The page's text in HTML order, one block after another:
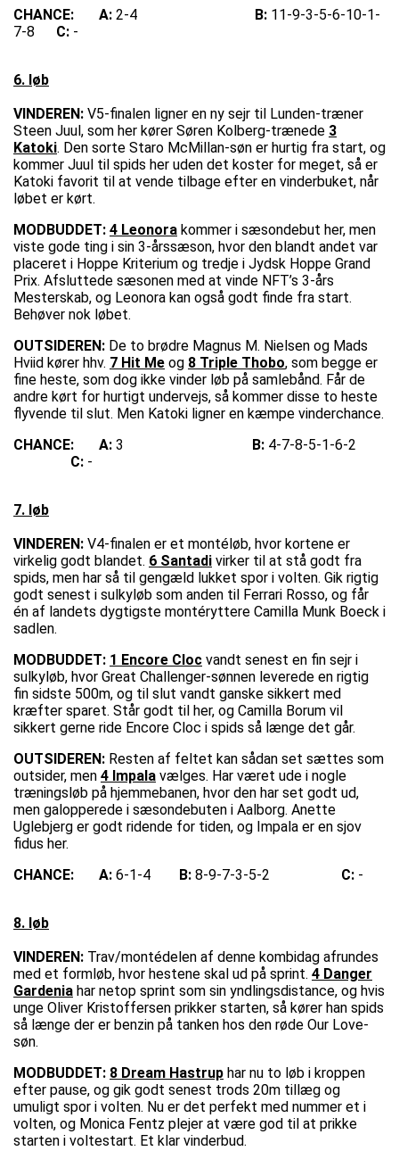
CHANCE: A: 2-4 B: 11-9-3-5-6-10-1-
7-8
C: -
6. løb
VINDEREN: V5-finalen ligner en ny sejr til Lunden-træner
Steen Juul, som her kører Søren Kolberg-trænede 3
Katoki. Den sorte Staro McMillan-søn er hurtig fra start, og
kommer Juul til spids her uden det koster for meget, så er
Katoki favorit til at vende tilbage efter en vinderbuket, når
løbet er kørt.
MODBUDDET: 4 Leonora kommer i sæsondebut her, men
viste gode ting i sin 3-årssæson, hvor den blandt andet var
placeret i Hoppe Kriterium og tredje i Jydsk Hoppe Grand
Prix. Afsluttede sæsonen med at vinde NFT’s 3-års
Mesterskab, og Leonora kan også godt finde fra start.
Behøver nok løbet.
OUTSIDEREN: De to brødre Magnus M. Nielsen og Mads
Hviid kører hhv. 7 Hit Me og 8 Triple Thobo, som begge er
fine heste, som dog ikke vinder løb på samlebånd. Får de
andre kørt for hurtigt undervejs, så kommer disse to heste
flyvende til slut. Men Katoki ligner en kæmpe vinderchance.
CHANCE:
A: 3 B: 4-7-8-5-1-6-2
C: -
7. løb
VINDEREN: V4-finalen er et montéløb, hvor kortene er
virkelig godt blandet. 6 Santadi virker til at stå godt fra
spids, men har så til gengæld lukket spor i volten. Gik rigtig
godt senest i sulkyløb som anden til Ferrari Rosso, og får
én af landets dygtigste montéryttere Camilla Munk Boeck i
sadlen.
MODBUDDET: 1 Encore Cloc vandt senest en fin sejr i
sulkyløb, hvor Great Challenger-sønnen leverede en rigtig
fin sidste 500m, og til slut vandt ganske sikkert med
kræfter sparet. Står godt til her, og Camilla Borum vil
sikkert gerne ride Encore Cloc i spids så længe det går.
OUTSIDEREN: Resten af feltet kan sådan set sættes som
outsider, men 4 Impala vælges. Har været ude i nogle
træningsløb på hjemmebanen, hvor den har set godt ud,
men galopperede i sæsondebuten i Aalborg. Anette
Uglebjerg er godt ridende for tiden, og Impala er en sjov
fidus her.
CHANCE:
A: 6-1-4 B: 8-9-7-3-5-2 C: -
8. løb
VINDEREN: Trav/montédelen af denne kombidag afrundes
med et formløb, hvor hestene skal ud på sprint. 4 Danger
Gardenia har netop sprint som sin yndlingsdistance, og hvis
unge Oliver Kristoffersen prikker starten, så kører han spids
så længe der er benzin på tanken hos den røde Our Love-
søn.
MODBUDDET: 8 Dream Hastrup har nu to løb i kroppen
efter pause, og gik godt senest trods 20m tillæg og
umuligt spor i volten. Nu er det perfekt med nummer et i
volten, og Monica Fentz plejer at være god til at prikke
starten i voltestart. Et klar vinderbud.